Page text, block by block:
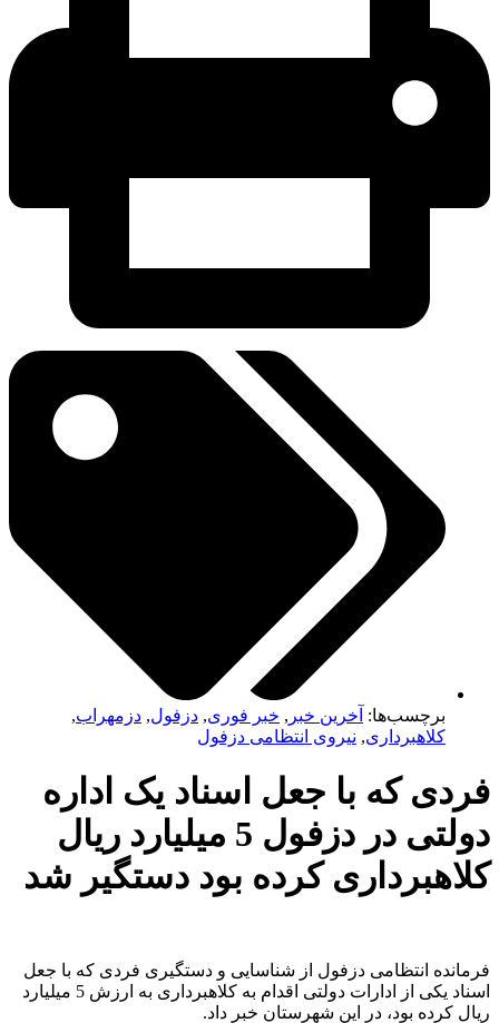
برچسب‌ها:آخرین خبر, خبر فوری ,دزفول, دزمهراب,
کلاهبرداری ,نیروی انتظامی دزفول
که با جعل اسناد یک اداره
دولتی در دزفول 5 میلیارد ریال
کرده بود دستگیر شد
انتظامی دزفول از شناسایی و دستگیری فردی که با جعل
اسناد یکی از ادارات دولتی اقدام به کلاهبرداری به ارزش 5 میلیارد
کرده بود، در این شهرستان خبر داد.